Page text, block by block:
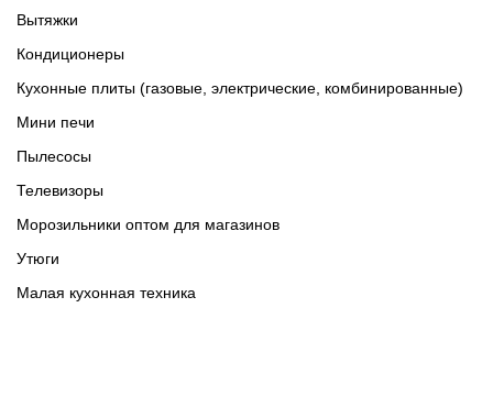
Вытяжки
Кондиционеры
Кухонные плиты (газовые, электрические, комбинированные)
Мини печи
Пылесосы
Телевизоры
Морозильники оптом для магазинов
Утюги
Малая кухонная техника